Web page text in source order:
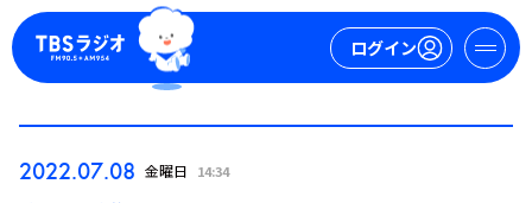
ログイン
2022.07.08 金曜日 14:34